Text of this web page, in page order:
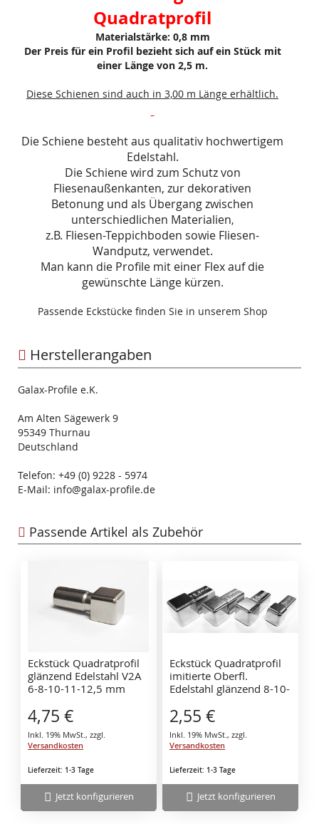
Quadratprofil
Materialstärke: 0,8 mm
Der Preis für ein Profil bezieht sich auf ein Stück mit
einer Länge von 2,5 m.
Diese Schienen sind auch in 3,00 m Länge erhältlich.
Die Schiene besteht aus qualitativ hochwertigem
Edelstahl.
Die Schiene wird zum Schutz von
Fliesenaußenkanten, zur dekorativen
Betonung und als Übergang zwischen
unterschiedlichen Materialien,
z.B. Fliesen-Teppichboden sowie Fliesen-
Wandputz, verwendet.
Man kann die Profile mit einer Flex auf die
gewünschte Länge kürzen.
Passende Eckstücke finden Sie in unserem Shop
Herstellerangaben
Galax-Profile e.K.
Am Alten Sägewerk 9
95349 Thurnau
Deutschland
Telefon: +49 (0) 9228 - 5974
E-Mail: info@galax-profile.de
Passende Artikel als Zubehör
Eckstück Quadratprofil
glänzend Edelstahl V2A
6-8-10-11-12,5 mm
4,75 €
Inkl. 19% MwSt. , zzgl.
Versandkosten
Lieferzeit: 1-3 Tage
Jetzt konfigurieren
Eckstück Quadratprofil
imitierte Oberfl.
Edelstahl glänzend 8-10-
Zinkdruckguss
2,55 €
Inkl. 19% MwSt. , zzgl.
Versandkosten
Lieferzeit: 1-3 Tage
Jetzt konfigurieren